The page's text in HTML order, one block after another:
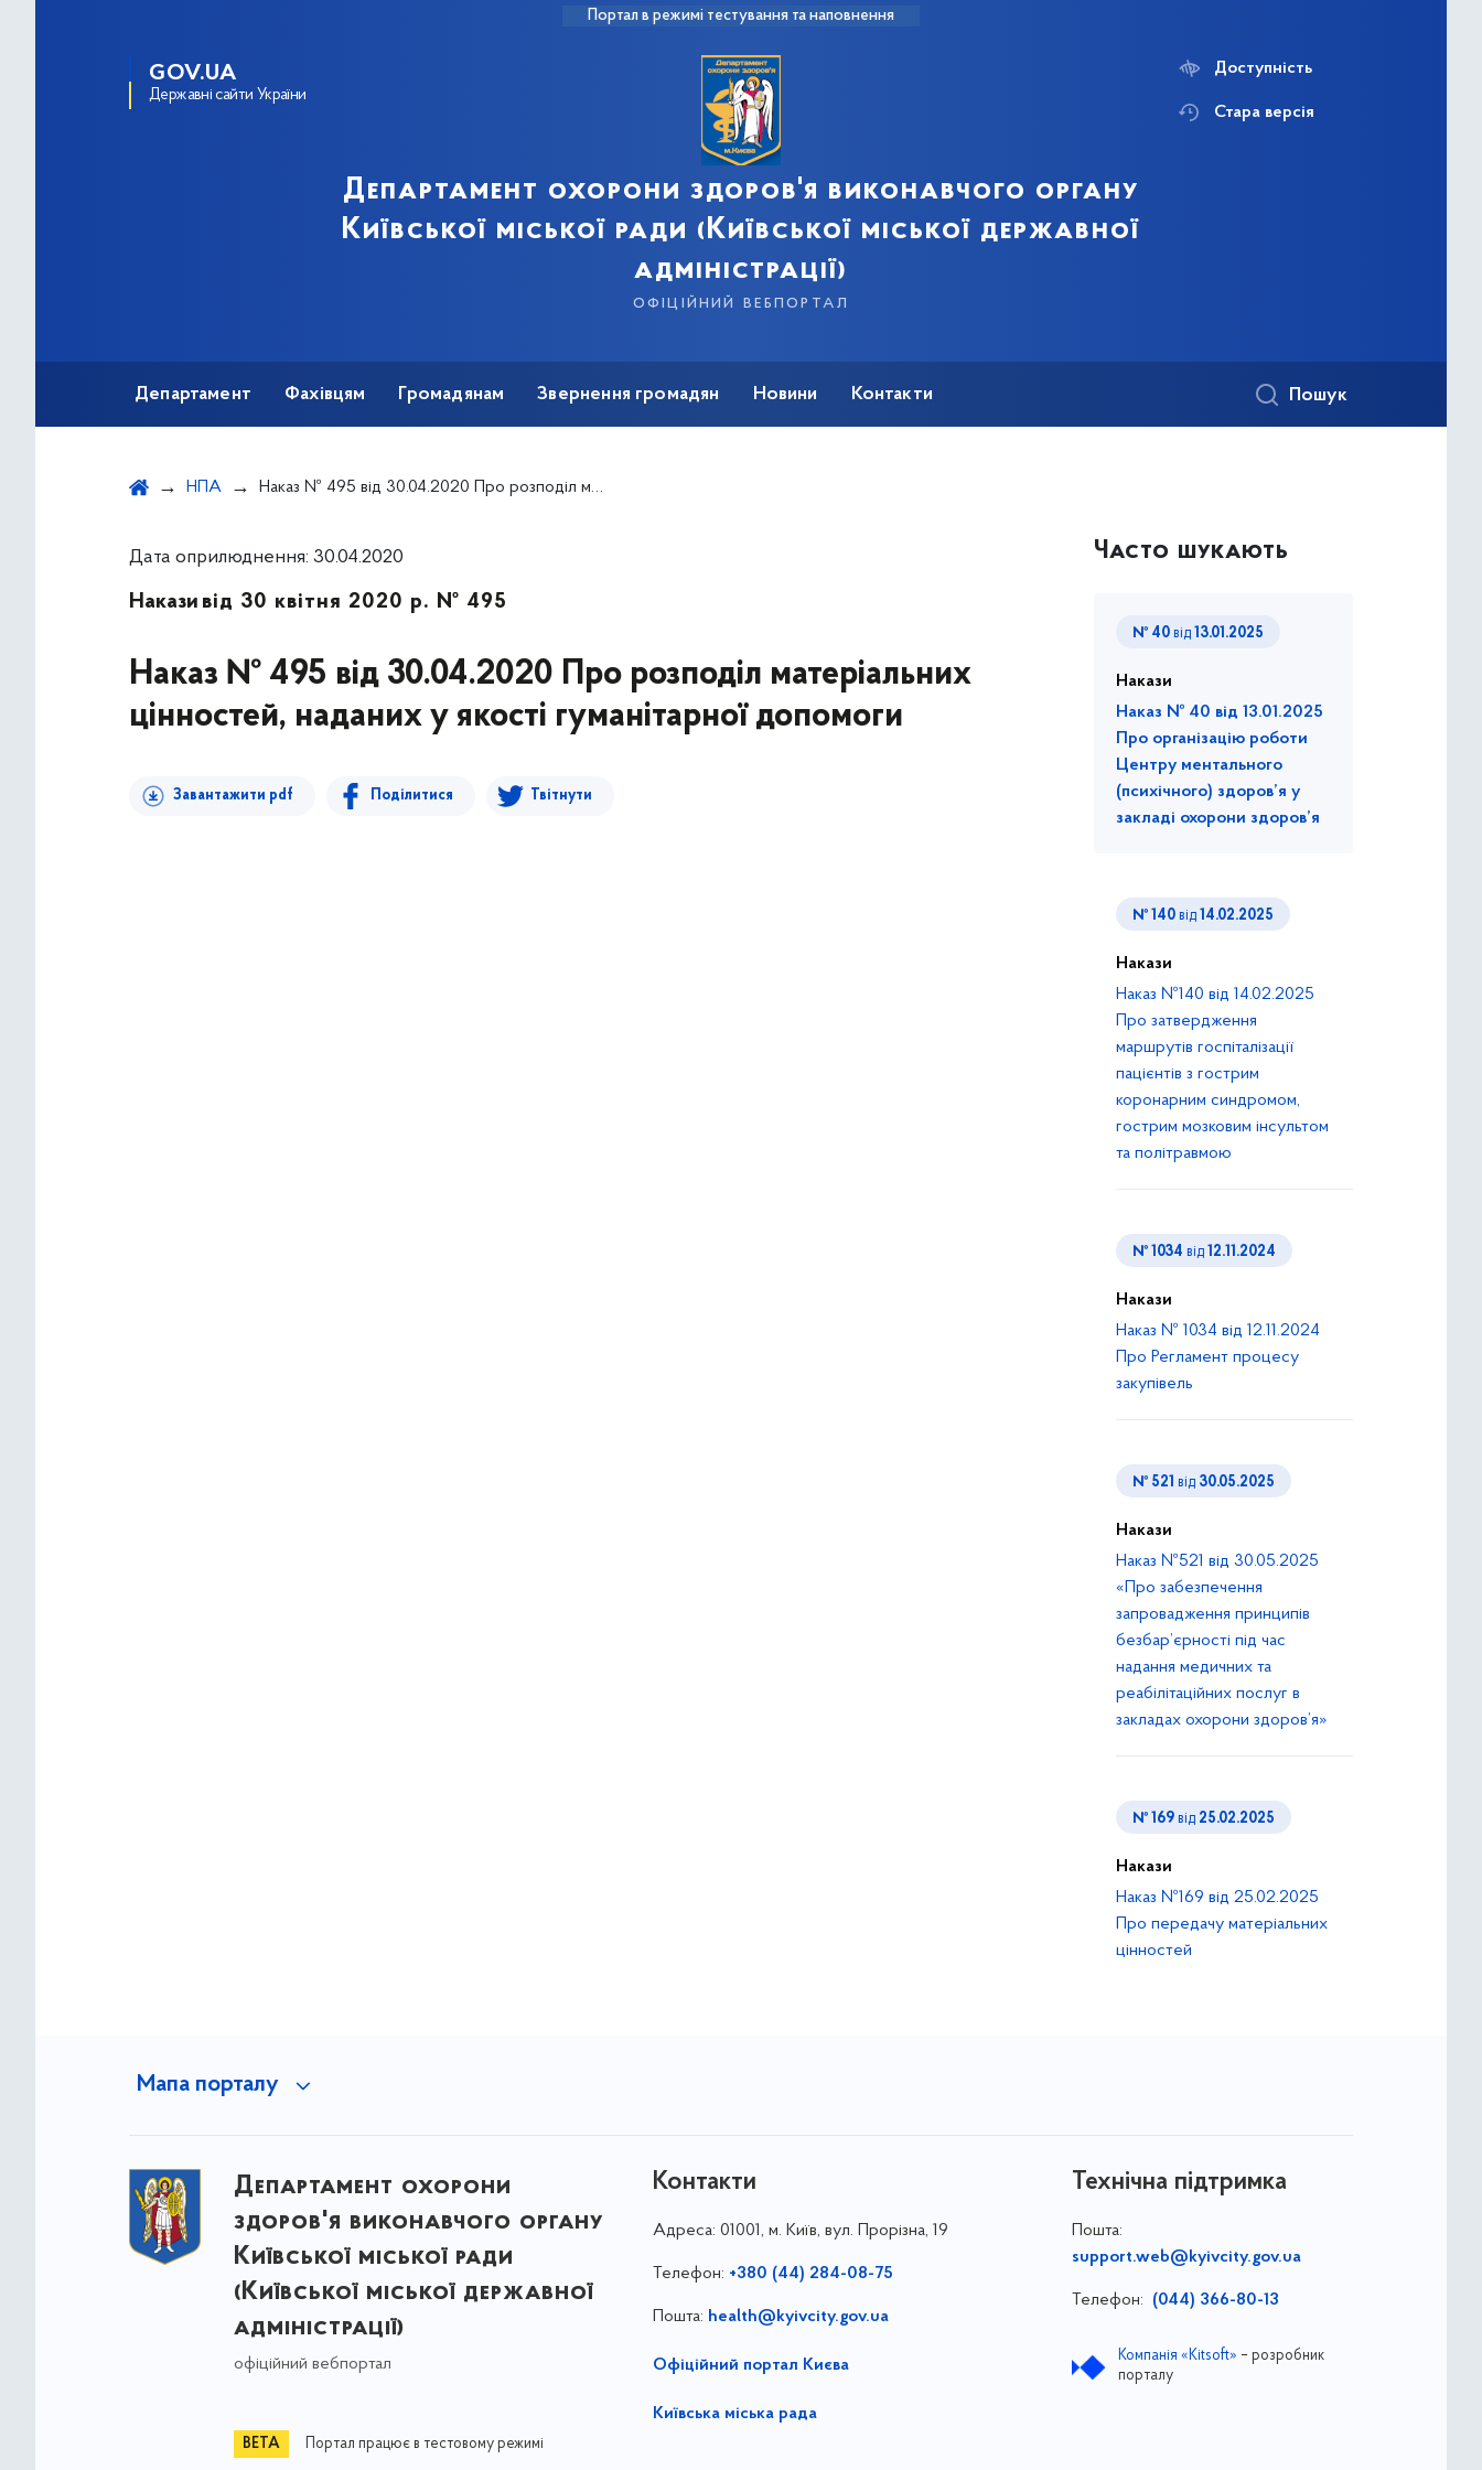
Портал в режимі тестування та наповнення
GOV.UA
Державні сайти України
Департамент охорони здоров'я виконавчого органу
Київської міської ради (Київської міської державної
адміністрації)
офіційний вебпортал
Доступність
Стара версія
Департамент Фахівцям Громадянам Звернення громадян Новини Контакти Пошук
НПА Наказ № 495 від 30.04.2020 Про розподіл матеріальних цінностей, наданих у якості гуманітарної допомоги
Дата оприлюднення: 30.04.2020
Накази від 30 квітня 2020 р. № 495
Наказ № 495 від 30.04.2020 Про розподіл матеріальних
цінностей, наданих у якості гуманітарної допомоги
Завантажити pdf Поділитися Твітнути
Часто шукають
№ 40 від 13.01.2025
Накази
Наказ № 40 від 13.01.2025
Про організацію роботи
Центру ментального
(психічного) здоров’я у
закладі охорони здоров’я
№ 140 від 14.02.2025
Накази
Наказ №140 від 14.02.2025
Про затвердження
маршрутів госпіталізації
пацієнтів з гострим
коронарним синдромом,
гострим мозковим інсультом
та політравмою
№ 1034 від 12.11.2024
Накази
Наказ № 1034 від 12.11.2024
Про Регламент процесу
закупівель
№ 521 від 30.05.2025
Накази
Наказ №521 від 30.05.2025
«Про забезпечення
запровадження принципів
безбар’єрності під час
надання медичних та
реабілітаційних послуг в
закладах охорони здоров’я»
№ 169 від 25.02.2025
Накази
Наказ №169 від 25.02.2025
Про передачу матеріальних
цінностей
Мапа порталу
Департамент охорони
здоров'я виконавчого органу
Київської міської ради
(Київської міської державної
адміністрації)
офіційний вебпортал
Портал працює в тестовому режимі
Контакти
Адреса: 01001, м. Київ, вул. Прорізна, 19
Телефон: +380 (44) 284-08-75
Пошта: health@kyivcity.gov.ua
Офіційний портал Києва
Київська міська рада
Технічна підтримка
Пошта:
support.web@kyivcity.gov.ua
Телефон: (044) 366-80-13
Компанія «Kitsoft» – розробник
порталу